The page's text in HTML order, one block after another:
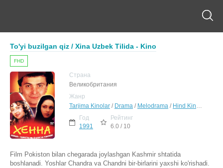
To'yi buzilgan qiz / Xina Uzbek Tilida - Kino
FHD
Страна
Великобритания
Жанр
Tarjima Kinolar / Drama / Melodrama / Hind Kinolar Uzbek Tilida
Год
1991
Рейтинг
6.0 / 10
Film Pokiston bilan chegarada joylashgan Kashmir shtatida
boshlanadi. Yoshlar Chandra va Chandni bir-birlarini yaxshi ko'rishadi.